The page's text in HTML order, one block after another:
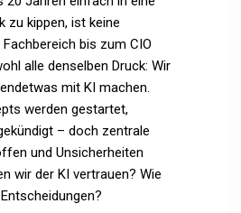
zu kippen, ist keine
bis zum CIO
alle denselben Druck: Wir
mit KI machen.
werden gestartet,
– doch zentrale
und Unsicherheiten
wir der KI vertrauen? Wie